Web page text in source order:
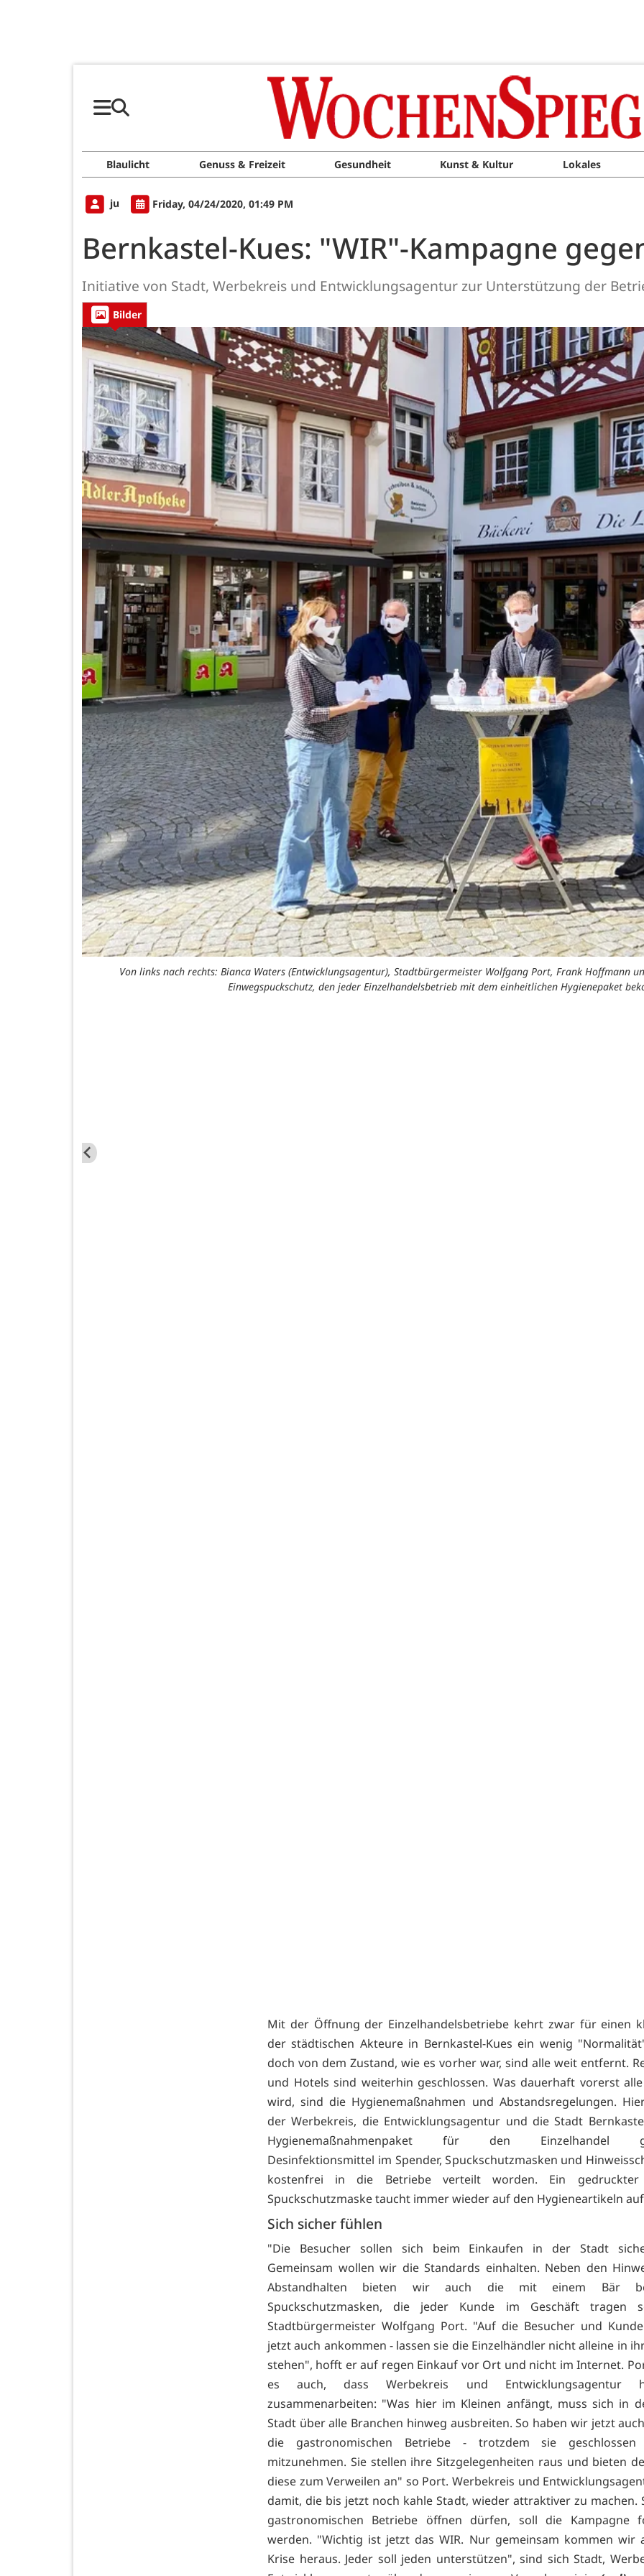
Blaulicht Genuss & Freizeit Gesundheit Kunst & Kultur Lokales
ju Friday, 04/24/2020, 01:49 PM
Bernkastel-Kues: "WIR"-Kampagne
Initiative von Stadt, Werbekreis und Entwicklungsagentur zur Unterstützung der
Bilder
Mit der Öffnung der Einzelhandelsbetriebe kehrt zwar für einen
der städtischen Akteure in Bernkastel-Kues ein wenig
doch von dem Zustand, wie es vorher war, sind alle weit entfernt.
und Hotels sind weiterhin geschlossen. Was dauerhaft vorerst
wird, sind die Hygienemaßnahmen und Abstandsregelungen.
der Werbekreis, die Entwicklungsagentur und die Stadt
Hygienemaßnahmenpaket für den Einzelhandel
Desinfektionsmittel im Spender, Spuckschutzmasken und
kostenfrei in die Betriebe verteilt worden. Ein
Spuckschutzmaske taucht immer wieder auf den Hygieneartikeln
Sich sicher fühlen
"Die Besucher sollen sich beim Einkaufen in der Stadt
Gemeinsam wollen wir die Standards einhalten. Neben den
Abstandhalten bieten wir auch die mit einem Bär
Spuckschutzmasken, die jeder Kunde im Geschäft tragen
Stadtbürgermeister Wolfgang Port. "Auf die Besucher und
jetzt auch ankommen - lassen sie die Einzelhändler nicht alleine in
stehen", hofft er auf regen Einkauf vor Ort und nicht im Internet.
es auch, dass Werbekreis und Entwicklungsagentur
zusammenarbeiten: "Was hier im Kleinen anfängt, muss sich in
Stadt über alle Branchen hinweg ausbreiten. So haben wir jetzt
die gastronomischen Betriebe - trotzdem sie
mitzunehmen. Sie stellen ihre Sitzgelegenheiten raus und bieten
diese zum Verweilen an" so Port. Werbekreis und
damit, die bis jetzt noch kahle Stadt, wieder attraktiver zu machen.
gastronomischen Betriebe öffnen dürfen, soll die Kampagne
werden. "Wichtig ist jetzt das WIR. Nur gemeinsam kommen wir
Krise heraus. Jeder soll jeden unterstützen", sind sich Stadt,